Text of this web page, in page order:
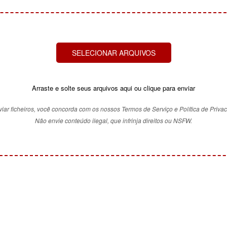
SELECIONAR ARQUIVOS
Arraste e solte seus arquivos aqui ou clique para enviar
ficheiros, você concorda com os nossos Termos de Serviço e Política de
Não envie conteúdo ilegal, que infrinja direitos ou NSFW.